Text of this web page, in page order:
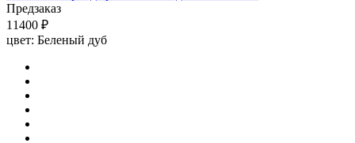
Предзаказ
11400 ₽
цвет: Беленый дуб